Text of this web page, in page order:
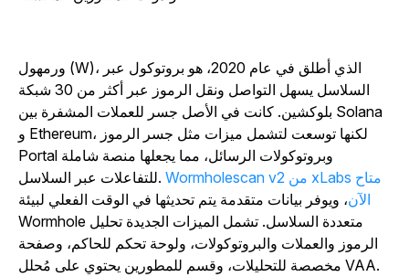
ورمهول (W)، الذي أطلق في عام 2020، هو بروتوكول عبر
السلاسل يسهل التواصل ونقل الرموز عبر أكثر من 30 شبكة
بلوكشين. كانت في الأصل جسر للعملات المشفرة بين Solana
و Ethereum، لكنها توسعت لتشمل ميزات مثل جسر الرموز
Portal وبروتوكولات الرسائل، مما يجعلها منصة شاملة
للتفاعلات عبر السلاسل.Wormholescan v2 من xLabs متاح
، ويوفر بيانات متقدمة يتم تحديثها في الوقت الفعلي لبيئة
Wormhole متعددة السلاسل. تشمل الميزات الجديدة تحليل
الرموز والعملات والبروتوكولات، ولوحة تحكم للحاكم، وصفحة
مخصصة للتحليلات، وقسم للمطورين يحتوي على مُحلل VAA.